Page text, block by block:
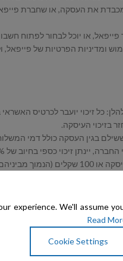
את העסקה, או שחברת
פייפאל, או יוכל לבחור
ומדיניות הפרטיות של פייפאל,
זיכוי כספי יינתן עפ״י האמור
העיסקה או 100 שקלים (הנמוך מביניהם).
עליו כפי שהתקבל. במידה
experience. We'll assume
Read
Cookie Settings